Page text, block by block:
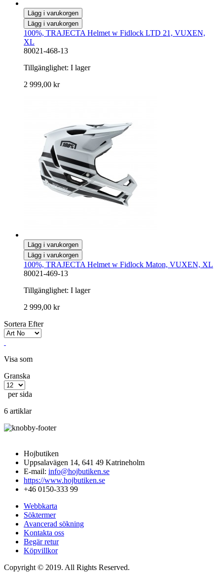
Lägg i varukorgen
Lägg i varukorgen
100%, TRAJECTA Helmet w Fidlock LTD 21, VUXEN,
XL
80021-468-13
Tillgänglighet: I lager
2 999,00 kr
Lägg i varukorgen
Lägg i varukorgen
100%, TRAJECTA Helmet w Fidlock Maton, VUXEN, XL
80021-469-13
Tillgänglighet: I lager
2 999,00 kr
Sortera Efter
Visa som
Granska
per sida
6 artiklar
Hojbutiken
Uppsalavägen 14, 641 49 Katrineholm
E-mail: info@hojbutiken.se
https://www.hojbutiken.se
+46 0150-333 99
Webbkarta
Söktermer
Avancerad sökning
Kontakta oss
Begär retur
Köpvillkor
Copyright © 2019. All Rights Reserved.